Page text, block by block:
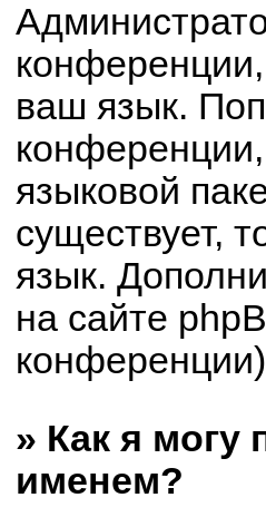
ваш язык.
языковой
существует,
язык.
на сайте
» Как я могу
именем?